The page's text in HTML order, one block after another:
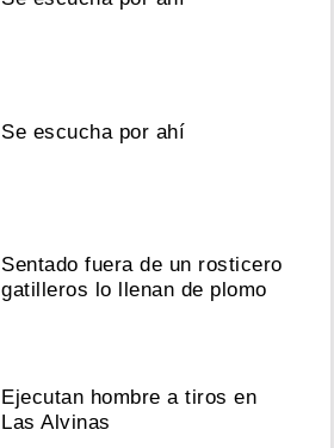
Se escucha por ahí
Sentado fuera de un rosticero
gatilleros lo llenan de plomo
Ejecutan hombre a tiros en
Las Alvinas